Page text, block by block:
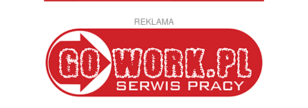
REKLAMA